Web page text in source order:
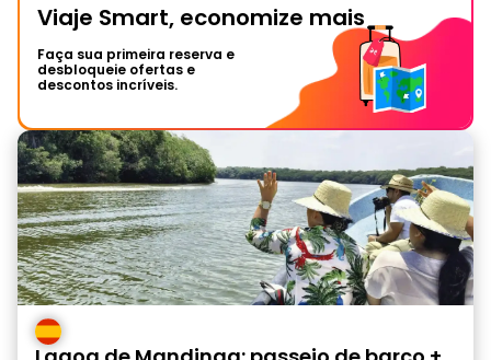
Viaje Smart, economize mais
Faça sua primeira reserva e
desbloqueie ofertas e
descontos incríveis.